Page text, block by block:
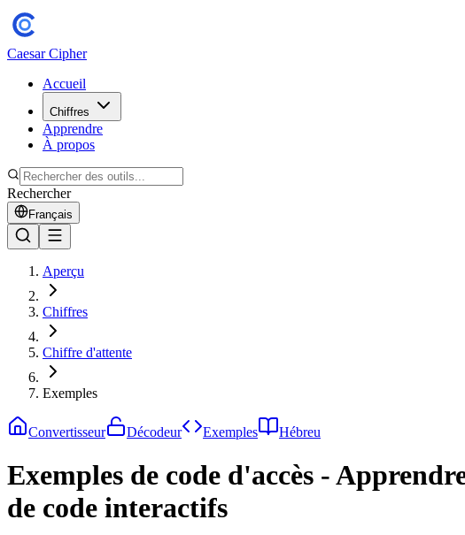
Caesar Cipher
Accueil
Chiffres
Apprendre
À propos
Rechercher
Français
Aperçu
Chiffres
Chiffre d'attente
Exemples
Convertisseur Décodeur Exemples Hébreu
Exemples de code d'accès -
de code interactifs